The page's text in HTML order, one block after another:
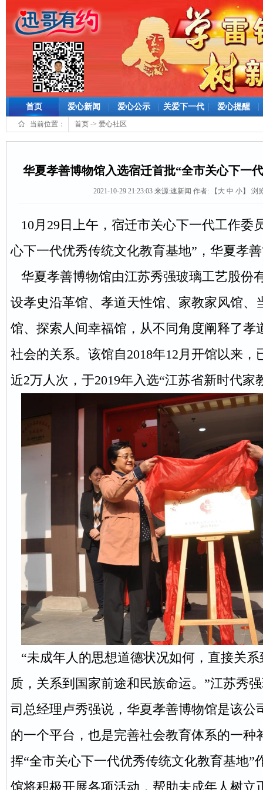
首页 爱心新闻 爱心公示 关爱下一代 爱心提醒
当前位置： 首页 -> 爱心社区
华夏孝善博物馆入选宿迁首批“全市关心下一
2021-10-29 21:23:03来源:速新闻 作者: 【 大 中 小】 浏
10月29日上午，宿迁市关心下一代工作委
心下一代优秀传统文化教育基地”，华夏孝
华夏孝善博物馆由江苏秀强玻璃工艺股份
设孝史沿革馆、孝道天性馆、家教家风馆、
馆、探索人间幸福馆，从不同角度阐释了孝
社会的关系。该馆自2018年12月开馆以来，
近2万人次，于2019年入选“江苏省新时代家
“未成年人的思想道德状况如何，直接关
质，关系到国家前途和民族命运。”江苏秀
司总经理卢秀强说，华夏孝善博物馆是该公
的一个平台，也是完善社会教育体系的一种
挥“全市关心下一代优秀传统文化教育基地”
馆将积极开展各项活动，帮助未成年人树立